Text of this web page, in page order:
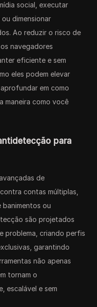
social, executar
dimensionar
Ao reduzir o risco de
navegadores
eficiente e sem
eles podem elevar
em como
maneira como você
para
de
contas múltiplas,
banimentos ou
são projetados
problema, criando perfis
garantindo
não apenas
tornam o
escalável e sem